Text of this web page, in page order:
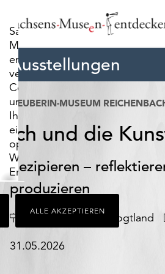
Sachsens-
Museen-
entdecken.de
verwendet
Cookies,
um
Ihnen
ein
optimales
Webseiten-
Erlebnis
zu
bieten.
Dazu
zählen
Cookies,
ALLE AKZEPTIEREN
Ausstellungen
NEUBERIN-MUSEUM
Ich und die
Rezipieren –
produzieren
Ort Reichenbach im Vogtland
31.05.2026